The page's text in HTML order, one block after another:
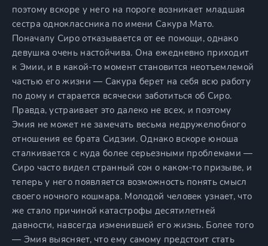
поэтому вскоре у него на пороге возникает младшая
сестра одноклассника по имени Сакура Мато.
Поначалу Сиро отказывается от ее помощи, однако
девушка очень настойчива. Она ежедневно приходит
к Эмии, и в какой-то момент становится неотъемлемой
частью его жизни — Сакура берет на себя всю работу
по дому и старается всячески заботиться об Сиро.
Правда, устраивает это далеко не всех, и поэтому
Эмия не может не замечать весьма недружелюбного
отношения ее брата Сидзии. Однако вскоре юноша
сталкивается с куда более серьезными проблемами —
Сиро часто видел странный сон о каком-то призыве, и
теперь у него появляется возможность понять смысл
своего ночного кошмара. Молодой человек узнает, что
же стало причиной катастрофы десятилетней
давности, навсегда изменившей его жизнь. Более того
— Эмия выясняет, что ему самому предстоит стать